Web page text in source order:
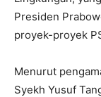
Presiden
proyek-proyek
Menurut
Syekh Yusuf